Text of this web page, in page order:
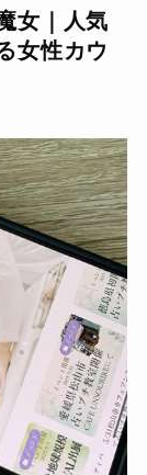
女｜人気
女性カウ